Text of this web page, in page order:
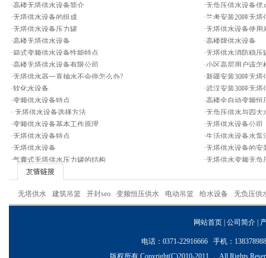
·高楼无塔供水设备简介
·无塔供水设备的组成
·无塔供水设备压力罐
·高楼无塔供水设备
·箱式变频供水设备性能特点
·高楼无塔供水设备有限公司
·无塔供水器一直抽水不会停怎么办?
·软化水设备
·变频供水设备特点
· 无塔供水设备选择方法
·变频供水设备基本工作原理
·无塔供水设备特点
·无塔供水设备
·气囊式无塔供水压力罐的结构
·无负压供水设备优
·兰考安装20吨无塔
·无塔供水设备使用
·高楼牌供水设备
·无塔供水消防稳压
·小区高层用户该怎
·新疆安装30吨无塔
·武汉安装30吨无塔
·高楼全自动变频恒
·无负压供水与四大
·无塔供水设备公司
·生活供水设备水泵
·无塔供水设备的安
·无塔供水变频无负
无塔供水 建筑吊篮 开封seo 变频恒压供水 电动吊篮 给水设备 无负压供
网站首页 公司简介
电话：0371-22916666 手机：
版权所有 Copyright(C)2010-2011 ， All Rights